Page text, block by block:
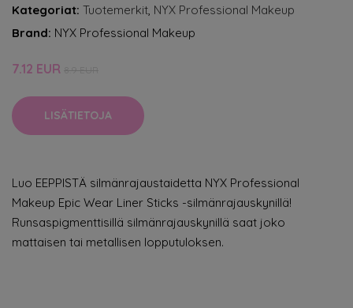
Kategoriat: Tuotemerkit, NYX Professional Makeup
Brand: NYX Professional Makeup
7.12 EUR
LISÄTIETOJA
Luo EEPPISTÄ silmänrajaustaidetta NYX Professional
Makeup Epic Wear Liner Sticks -silmänrajauskynillä!
Runsaspigmenttisillä silmänrajauskynillä saat joko
mattaisen tai metallisen lopputuloksen.